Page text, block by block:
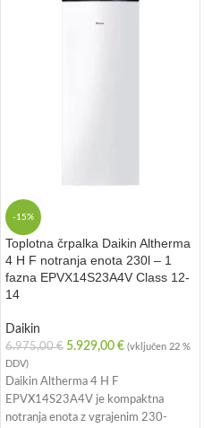
-15%
Toplotna črpalka Daikin Altherma
4 H F notranja enota 230l – 1
fazna EPVX14S23A4V Class 12-
14
Daikin
6.975,00€ 5.929,00 € (vključen 22 %
DDV)
Daikin Altherma 4 H F
EPVX14S23A4V je kompaktna
notranja enota z vgrajenim 230-